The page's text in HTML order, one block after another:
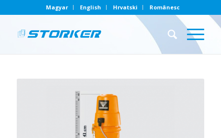
Magyar English Hrvatski Românesc